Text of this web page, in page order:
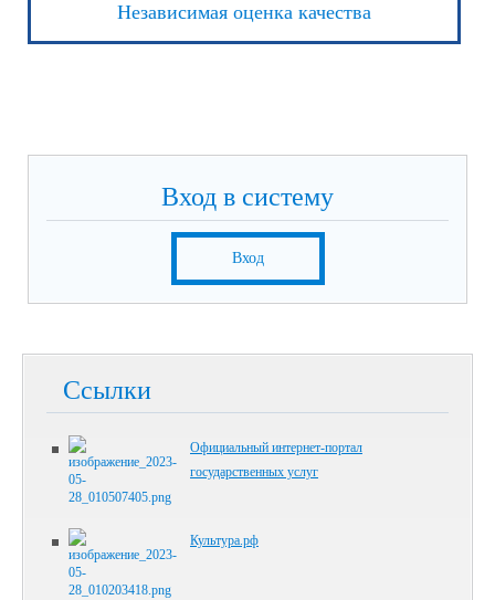
Независимая оценка качества
Вход в систему
Вход
Ссылки
Официальный интернет-портал
государственных услуг
Культура.рф